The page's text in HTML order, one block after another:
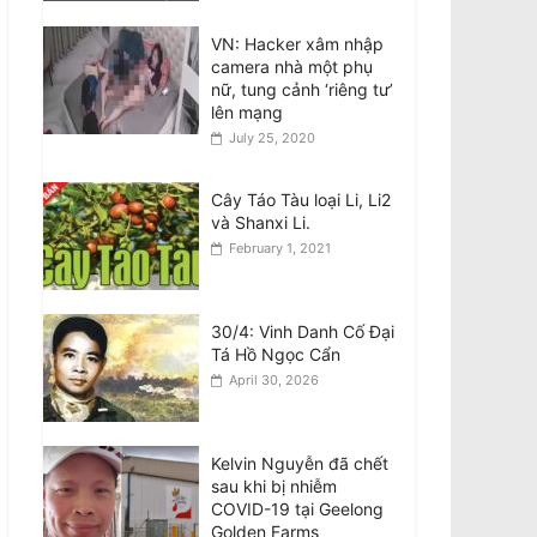
Teens involved in fatal
attack on Van Viet
Truong freed on bail
August 8, 2026
đâm nhau ở Sydney
August 8, 2026
gốc Việt ở Fitzroy
North
August 7, 2026
VN: Hacker xâm nhập
camera nhà một phụ
nữ, tung cảnh ‘riêng tư’
lên mạng
July 25, 2020
Cây Táo Tàu loại Li, Li2
và Shanxi Li.
February 1, 2021
30/4: Vinh Danh Cố Đại
Tá Hồ Ngọc Cẩn
April 30, 2026
Kelvin Nguyễn đã chết
sau khi bị nhiễm
COVID-19 tại Geelong
Golden Farms